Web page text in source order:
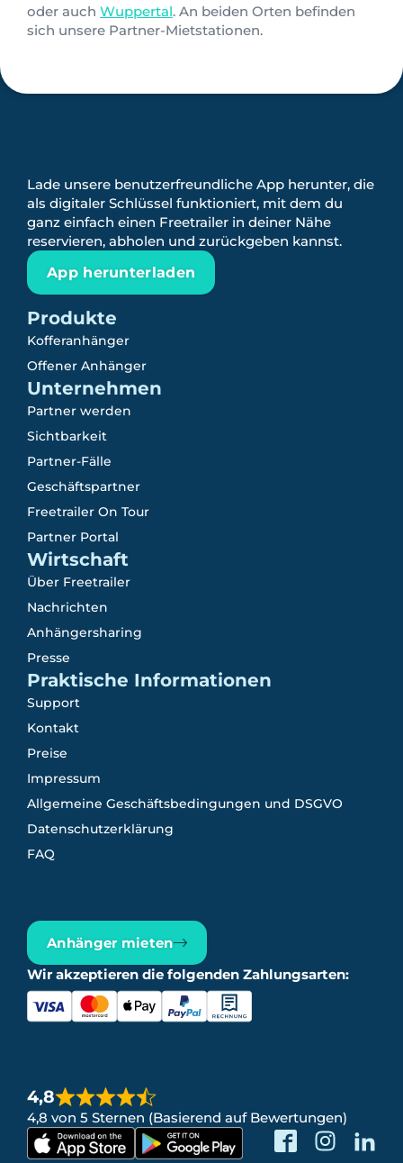
oder auch Wuppertal. An beiden Orten befinden
sich unsere Partner-Mietstationen.
Lade unsere benutzerfreundliche App herunter, die
als digitaler Schlüssel funktioniert, mit dem du
ganz einfach einen Freetrailer in deiner Nähe
reservieren, abholen und zurückgeben kannst.
App herunterladen
Produkte
Kofferanhänger
Offener Anhänger
Unternehmen
Partner werden
Sichtbarkeit
Partner-Fälle
Geschäftspartner
Freetrailer On Tour
Partner Portal
Wirtschaft
Über Freetrailer
Nachrichten
Anhängersharing
Presse
Praktische Informationen
Support
Kontakt
Preise
Impressum
Allgemeine Geschäftsbedingungen und DSGVO
Datenschutzerklärung
FAQ
Anhänger mieten
Wir akzeptieren die folgenden Zahlungsarten:
4,8
4,8 von 5 Sternen (Basierend auf Bewertungen)